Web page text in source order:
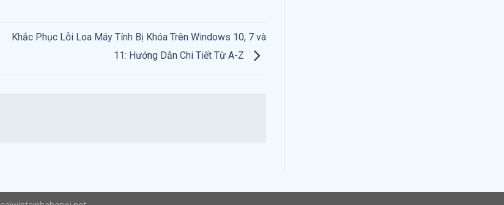
Khắc Phục Lỗi Loa Máy Tính Bị Khóa Trên Windows 10, 7 và
11: Hướng Dẫn Chi Tiết Từ A-Z